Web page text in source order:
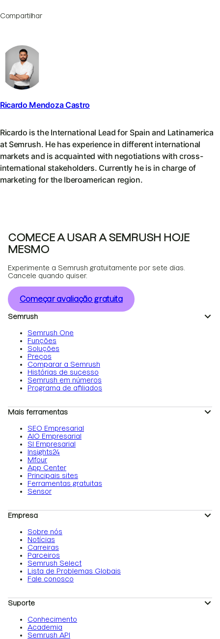
Compartilhar
Ricardo Mendoza Castro
Ricardo is the International Lead for Spain and Latinamerica
at Semrush. He has experience in different international
markets and is acquainted with negotiations with cross-
international stakeholders. Currently he is in charge of
marketing for the Iberoamerican region.
COMECE A USAR A SEMRUSH HOJE
MESMO
Experimente a Semrush gratuitamente por sete dias.
Cancele quando quiser.
Começar avaliação gratuita
Semrush
Semrush One
Funções
Soluções
Preços
Comparar a Semrush
Histórias de sucesso
Semrush em números
Programa de afiliados
Mais ferramentas
SEO Empresarial
AIO Empresarial
SI Empresarial
Insights24
Mfour
App Center
Principais sites
Ferramentas gratuitas
Sensor
Empresa
Sobre nós
Notícias
Carreiras
Parceiros
Semrush Select
Lista de Problemas Globais
Fale conosco
Suporte
Conhecimento
Academia
Semrush API